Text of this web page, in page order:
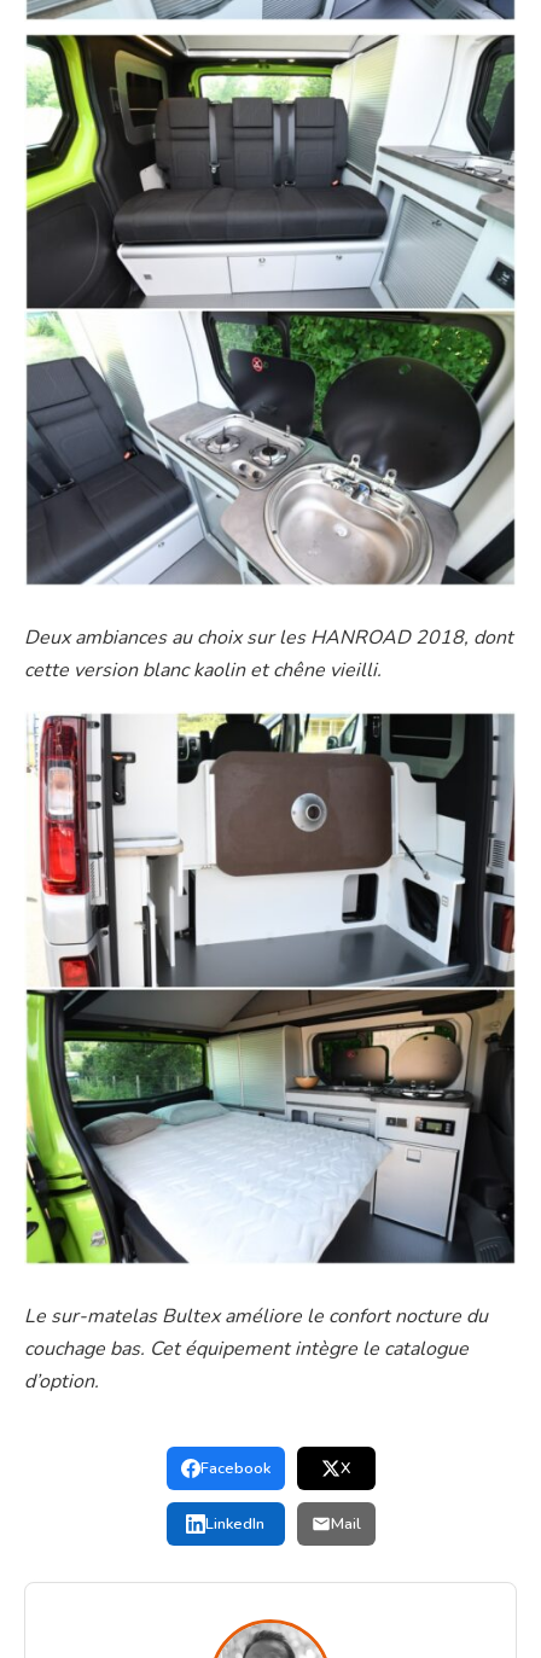
Deux ambiances au choix sur les HANROAD 2018, dont
cette version blanc kaolin et chêne vieilli.
Le sur-matelas Bultex améliore le confort nocture du
couchage bas. Cet équipement intègre le catalogue
d’option.
Facebook X
LinkedIn Mail